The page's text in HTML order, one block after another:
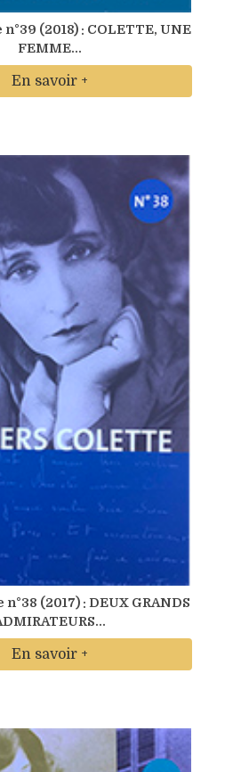
(2018) : COLETTE, UNE
FEMME...
En savoir +
(2017) : DEUX GRANDS
En savoir +